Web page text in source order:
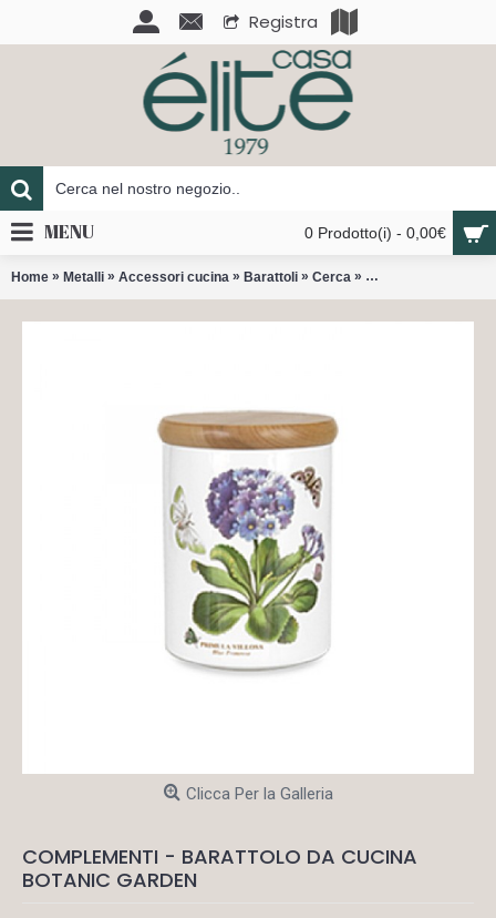
Registra
0 Prodotto(i) - 0,00€
MENU
Home » Metalli » Accessori cucina » Barattoli » Cerca » Botanic Garden
Clicca Per la Galleria
COMPLEMENTI - BARATTOLO DA CUCINA
BOTANIC GARDEN